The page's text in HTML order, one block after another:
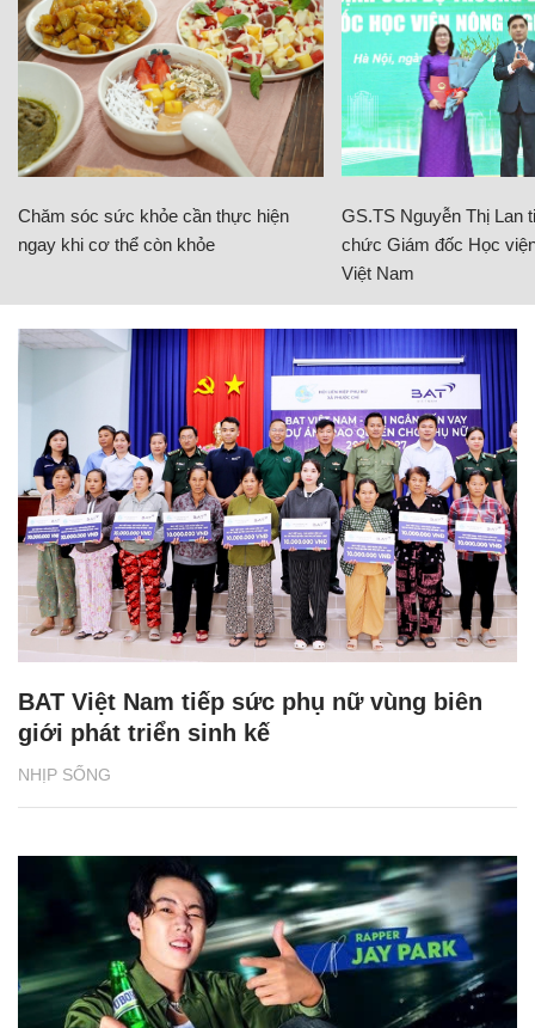
Chăm sóc sức khỏe cần thực hiện
ngay khi cơ thể còn khỏe
GS.TS Nguyễn Thị Lan
chức Giám đốc Học
Việt Nam
NHỊP SỐNG
BAT Việt Nam tiếp sức phụ nữ vùng biên
giới phát triển sinh kế